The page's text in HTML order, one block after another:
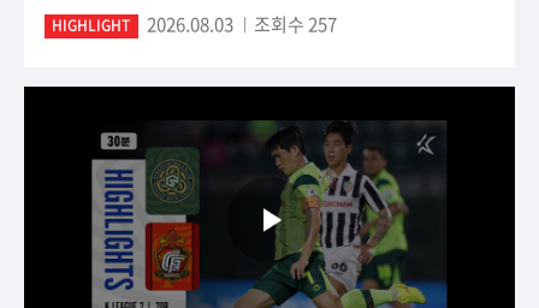
HIGHLIGHT 2026.08.03 조회수 257